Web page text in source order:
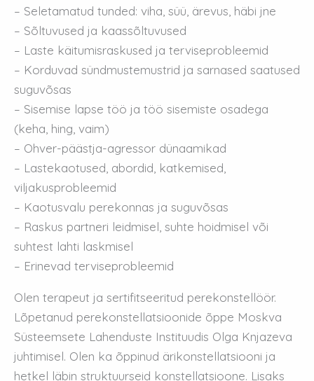
– Seletamatud tunded: viha, süü, ärevus, häbi jne
– Sõltuvused ja kaassõltuvused
– Laste käitumisraskused ja terviseprobleemid
– Korduvad sündmustemustrid ja sarnased saatused
suguvõsas
– Sisemise lapse töö ja töö sisemiste osadega
(keha, hing, vaim)
– Ohver-päästja-agressor dünaamikad
– Lastekaotused, abordid, katkemised,
viljakusprobleemid
– Kaotusvalu perekonnas ja suguvõsas
– Raskus partneri leidmisel, suhte hoidmisel või
suhtest lahti laskmisel
– Erinevad terviseprobleemid
Olen terapeut ja sertifitseeritud perekonstellöör.
Lõpetanud perekonstellatsioonide õppe Moskva
Süsteemsete Lahenduste Instituudis Olga Knjazeva
juhtimisel. Olen ka õppinud ärikonstellatsiooni ja
hetkel läbin struktuurseid konstellatsioone. Lisaks